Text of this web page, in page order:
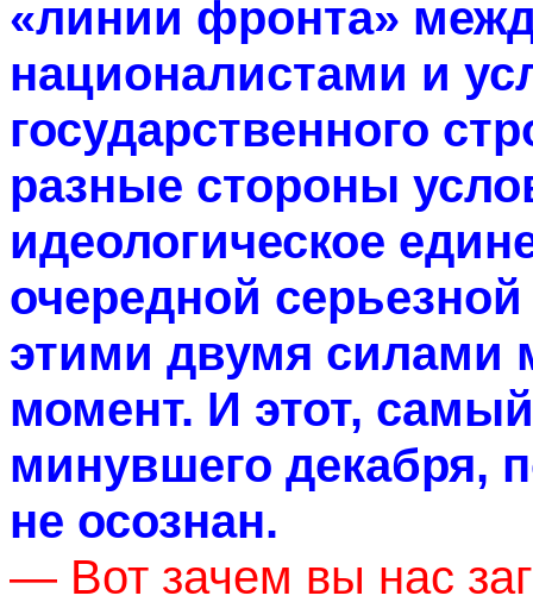
«линии фронта»
националистами и
государственного
разные стороны
идеологическое
очередной
этими двумя силами
момент. И этот,
минувшего декабря,
не осознан.
— Вот зачем вы нас